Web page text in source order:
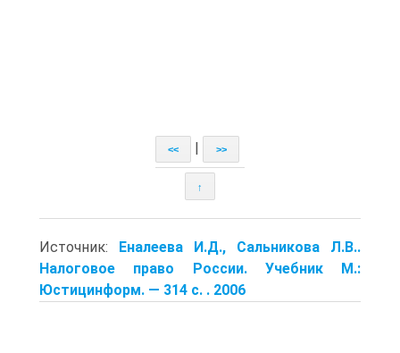
<< >>
↑
Источник: Еналеева И.Д., Сальникова Л.В..
Налоговое право России. Учебник М.:
Юстицинформ. — 314 с. . 2006